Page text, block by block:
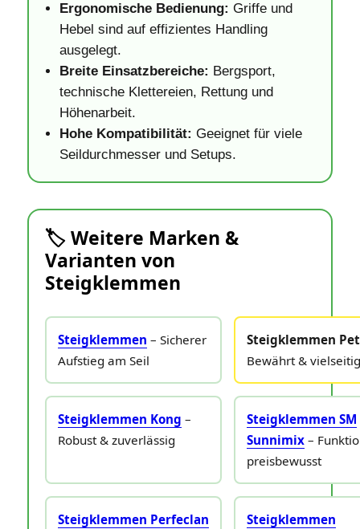
Ergonomische Bedienung: Griffe und
Hebel sind auf effizientes Handling
ausgelegt.
Breite Einsatzbereiche: Bergsport,
technische Klettereien, Rettung und
Höhenarbeit.
Hohe Kompatibilität: Geeignet für viele
Seildurchmesser und Setups.
🏷️ Weitere Marken &
Varianten von
Steigklemmen
Steigklemmen – Sicherer
Aufstieg am Seil
Steigklemmen
Bewährt &
Steigklemmen Kong –
Robust & zuverlässig
Steigklemmen SM
Sunnimix –
preisbewusst
Steigklemmen Perfeclan
Steigklemmen